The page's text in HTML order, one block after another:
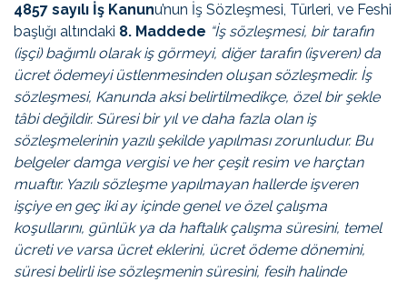
4857 sayılı İş Kanunu’nun İş Sözleşmesi, Türleri, ve Feshi
başlığı altındaki 8. Maddede “İş sözleşmesi, bir tarafın
(işçi) bağımlı olarak iş görmeyi, diğer tarafın (işveren) da
ücret ödemeyi üstlenmesinden oluşan sözleşmedir. İş
sözleşmesi, Kanunda aksi belirtilmedikçe, özel bir şekle
tâbi değildir. Süresi bir yıl ve daha fazla olan iş
sözleşmelerinin yazılı şekilde yapılması zorunludur. Bu
belgeler damga vergisi ve her çeşit resim ve harçtan
muaftır. Yazılı sözleşme yapılmayan hallerde işveren
işçiye en geç iki ay içinde genel ve özel çalışma
koşullarını, günlük ya da haftalık çalışma süresini, temel
ücreti ve varsa ücret eklerini, ücret ödeme dönemini,
süresi belirli ise sözleşmenin süresini, fesih halinde